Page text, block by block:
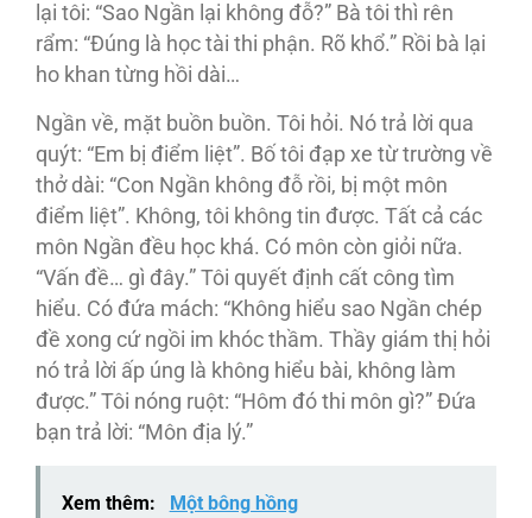
lại tôi: “Sao Ngần lại không đỗ?” Bà tôi thì rên
rẩm: “Đúng là học tài thi phận. Rõ khổ.” Rồi bà lại
ho khan từng hồi dài…
Ngần về, mặt buồn buồn. Tôi hỏi. Nó trả lời qua
quýt: “Em bị điểm liệt”. Bố tôi đạp xe từ trường về
thở dài: “Con Ngần không đỗ rồi, bị một môn
điểm liệt”. Không, tôi không tin được. Tất cả các
môn Ngần đều học khá. Có môn còn giỏi nữa.
“Vấn đề… gì đây.” Tôi quyết định cất công tìm
hiểu. Có đứa mách: “Không hiểu sao Ngần chép
đề xong cứ ngồi im khóc thầm. Thầy giám thị hỏi
nó trả lời ấp úng là không hiểu bài, không làm
được.” Tôi nóng ruột: “Hôm đó thi môn gì?” Đứa
bạn trả lời: “Môn địa lý.”
Xem thêm: Một bông hồng